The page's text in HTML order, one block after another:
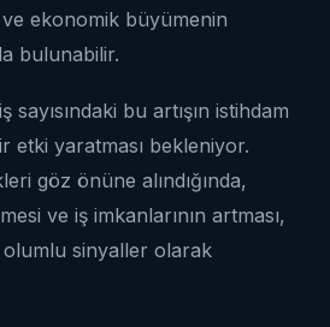
ekonomik büyümenin
bulunabilir.
sayısındaki bu artışın istihdam
etki yaratması bekleniyor.
göz önüne alındığında,
ve iş imkanlarının artması,
sinyaller olarak